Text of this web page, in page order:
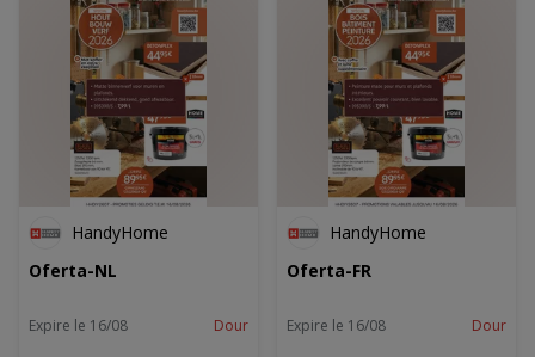
HandyHome
Oferta-NL
Expire le 16/08 Dour
HandyHome
Oferta-FR
Expire le 16/08 Dour